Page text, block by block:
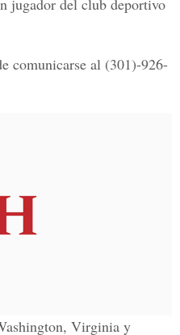
jugador del club deportivo
comunicarse al (301)-926-
Virginia y